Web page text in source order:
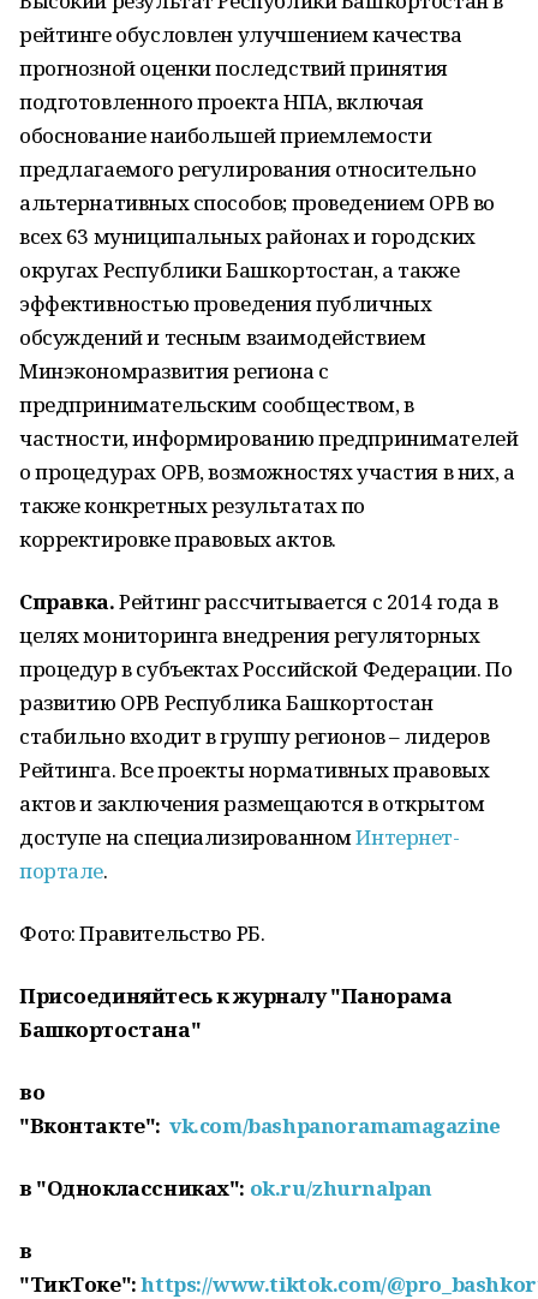
рейтинге обусловлен улучшением качества
прогнозной оценки последствий принятия
подготовленного проекта НПА, включая
обоснование наибольшей приемлемости
предлагаемого регулирования относительно
альтернативных способов; проведением ОРВ во
всех 63 муниципальных районах и городских
округах Республики Башкортостан, а также
эффективностью проведения публичных
обсуждений и тесным взаимодействием
Минэкономразвития региона с
предпринимательским сообществом, в
частности, информированию предпринимателей
о процедурах ОРВ, возможностях участия в них, а
также конкретных результатах по
корректировке правовых актов.
Справка.Рейтинг рассчитывается с 2014 года в
целях мониторинга внедрения регуляторных
процедур в субъектах Российской Федерации. По
развитию ОРВ Республика Башкортостан
стабильно входит в группу регионов – лидеров
Рейтинга. Все проекты нормативных правовых
актов и заключения размещаются в открытом
доступе на специализированномИнтернет-
портале.
Фото: Правительство РБ.
Присоединяйтесь к журналу "Панорама
Башкортостана"
во
"Вконтакте":vk.com/bashpanoramamagazine
в "Одноклассниках": ok.ru/zhurnalpan
в
"ТикТоке":https://www.tiktok.com/